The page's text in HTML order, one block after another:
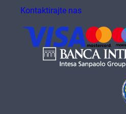
Kontaktirajte nas